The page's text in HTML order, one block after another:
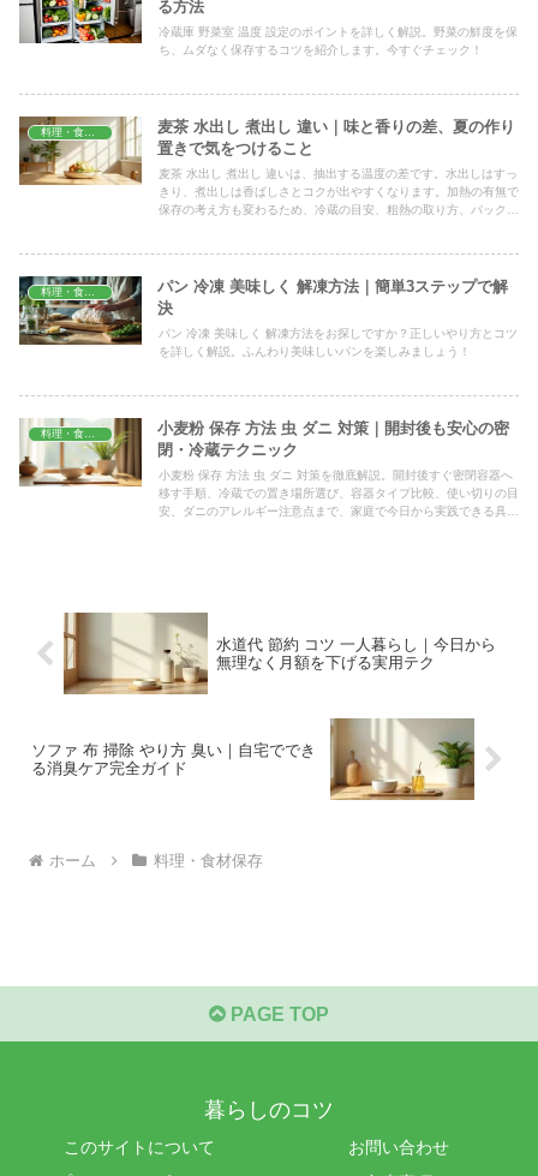
る方法
冷蔵庫 野菜室 温度 設定のポイントを詳しく解説。野菜の鮮度を保
ち、ムダなく保存するコツを紹介します。今すぐチェック！
料理・食材保存
麦茶 水出し 煮出し 違い｜味と香りの差、夏の作り
置きで気をつけること
麦茶 水出し 煮出し 違いは、抽出する温度の差です。水出しはすっ
きり、煮出しは香ばしさとコクが出やすくなります。加熱の有無で
保存の考え方も変わるため、冷蔵の目安、粗熱の取り方、パックを
料理・食材保存
パン 冷凍 美味しく 解凍方法｜簡単3ステップで解
決
パン 冷凍 美味しく 解凍方法をお探しですか？正しいやり方とコツ
を詳しく解説。ふんわり美味しいパンを楽しみましょう！
小麦粉 保存 方法 虫 ダニ 対策｜開封後も安心の密
閉・冷蔵テクニック
小麦粉 保存 方法 虫 ダニ 対策を徹底解説。開封後すぐ密閉容器へ
移す手順、冷蔵での置き場所選び、容器タイプ比較、使い切りの目
安、ダニのアレルギー注意点まで、家庭で今日から実践できる具体
水道代 節約 コツ 一人暮らし｜今日から
無理なく月額を下げる実用テク
ソファ 布 掃除 やり方 臭い｜自宅ででき
る消臭ケア完全ガイド
ホーム 料理・食材保存
PAGE TOP
暮らしのコツ
このサイトについて
お問い合わせ